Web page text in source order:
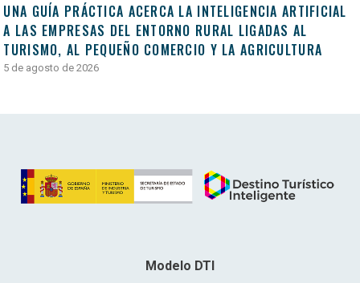
UNA GUÍA PRÁCTICA ACERCA LA INTELIGENCIA ARTIFICIAL
A LAS EMPRESAS DEL ENTORNO RURAL LIGADAS AL
TURISMO, AL PEQUEÑO COMERCIO Y LA AGRICULTURA
5 de agosto de 2026
Modelo DTI